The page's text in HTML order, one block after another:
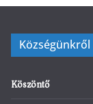
Községünkről
Köszöntő